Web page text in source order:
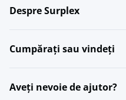
Despre Surplex
Cumpărați sau vindeți
Aveți nevoie de ajutor?